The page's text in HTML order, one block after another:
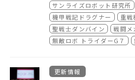
開する【サンライズロ
ボレーションによる、『
3』『戦闘メカ ザブング
ン』『重戦機エルガイム
ー』を中心としたフェ
ルキービ
©創通・サ
■「サンライズロ
サンライズロボット研究所
機甲戦記ドラグナー
重戦
聖戦士ダンバイン
戦闘メ
無敵ロボ トライダーG７
更新情報